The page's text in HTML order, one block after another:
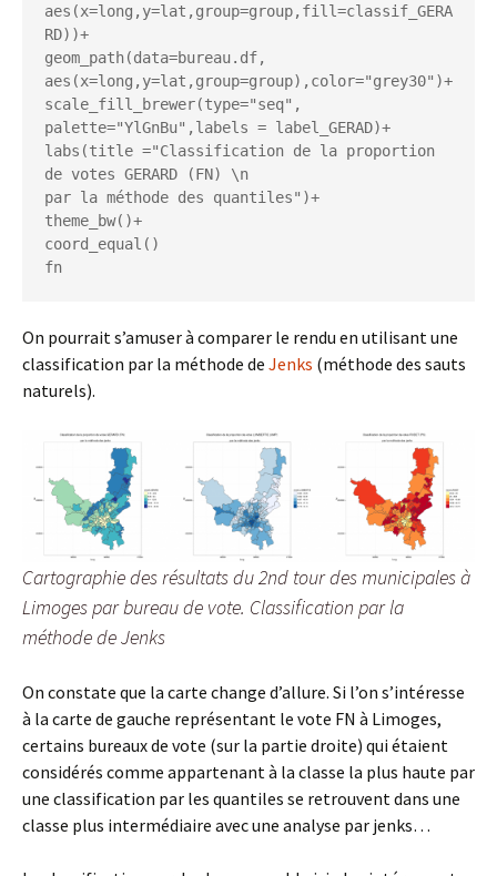
aes(x=long,y=lat,group=group,fill=classif_GERA
RD))+
geom_path(data=bureau.df,
aes(x=long,y=lat,group=group),color="grey30")+
scale_fill_brewer(type="seq",
palette="YlGnBu",labels = label_GERAD)+
labs(title ="Classification de la proportion
de votes GERARD (FN) \n
par la méthode des quantiles")+
theme_bw()+
coord_equal()
On pourrait s’amuser à comparer le rendu en utilisant une
classification par la méthode de Jenks (méthode des sauts
naturels).
Cartographie des résultats du 2nd tour des municipales à
Limoges par bureau de vote. Classification par la
méthode de Jenks
On constate que la carte change d’allure. Si l’on s’intéresse
à la carte de gauche représentant le vote FN à Limoges,
certains bureaux de vote (sur la partie droite) qui étaient
considérés comme appartenant à la classe la plus haute par
une classification par les quantiles se retrouvent dans une
classe plus intermédiaire avec une analyse par jenks…